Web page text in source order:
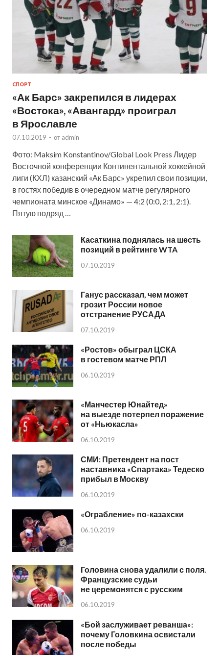
СПОРТ
«Ак Барс» закрепился в лидерах
«Востока», «Авангард» проиграл
в Ярославле
07.10.2019 - от admin
Фото: Maksim Konstantinov/Global Look Press Лидер
Восточной конференции Континентальной хоккейной
лиги (КХЛ) казанский «Ак Барс» укрепил свои позиции,
в гостях победив в очередном матче регулярного
чемпионата минское «Динамо» — 4:2 (0:0, 2:1, 2:1).
Пятую подряд …
Касаткина поднялась на шесть
позиций в рейтинге WTA
07.10.2019
Ганус рассказал, чем может
грозит России новое
отстранение РУСАДА
07.10.2019
«Ростов» обыграл ЦСКА
в гостевом матче РПЛ
06.10.2019
«Манчестер Юнайтед»
на выезде потерпел поражение
от «Ньюкасла»
06.10.2019
СМИ: Претендент на пост
наставника «Спартака» Тедеско
прибыл в Москву
06.10.2019
«Ограбление» по-казахски
06.10.2019
Головина снова удалили с поля.
Французские судьи
не церемонятся с русским
06.10.2019
«Бой заслуживает реванша»:
почему Головкина освистали
после победы